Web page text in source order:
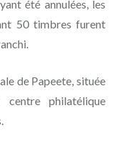
été annulées, les
50 timbres furent
de Papeete, située
philatélique